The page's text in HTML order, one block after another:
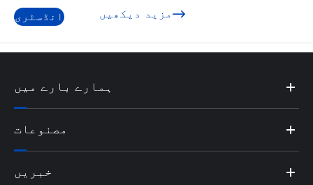
انڈسٹری
مزید دیکھیں
ہمارے بارے میں
مصنوعات
خبریں